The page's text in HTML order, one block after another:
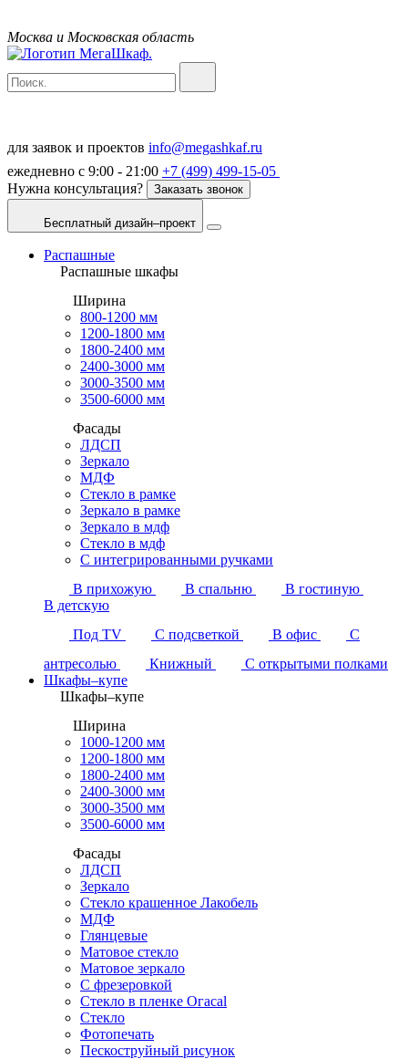
Москва и Московская область
для заявок и проектов info@megashkaf.ru
ежедневно с 9:00 - 21:00 +7 (499) 499-15-05
Нужна консультация?
Заказать звонок
Бесплатный дизайн–проект
Распашные
Распашные шкафы
Ширина
800-1200 мм
1200-1800 мм
1800-2400 мм
2400-3000 мм
3000-3500 мм
3500-6000 мм
Фасады
ЛДСП
Зеркало
МДФ
Стекло в рамке
Зеркало в рамке
Зеркало в мдф
Стекло в мдф
С интегрированными ручками
В прихожую
В спальню
В гостиную
В детскую
Под TV
С подсветкой В офис
С
антресолью
Книжный
С открытыми полками
Шкафы–купе
Шкафы–купе
Ширина
1000-1200 мм
1200-1800 мм
1800-2400 мм
2400-3000 мм
3000-3500 мм
3500-6000 мм
Фасады
ЛДСП
Зеркало
Стекло крашенное Лакобель
МДФ
Глянцевые
Матовое стекло
Матовое зеркало
С фрезеровкой
Стекло в пленке Огасаl
Стекло
Фотопечать
Пескоструйный рисунок